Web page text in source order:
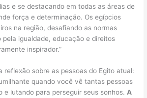
e se destacando em todas as áreas de
força e determinação. Os egípcios
na região, desafiando as normas
igualdade, educação e direitos
inspirador.”
reflexão sobre as pessoas do Egito atual:
quando você vê tantas pessoas
e lutando para perseguir seus sonhos. A